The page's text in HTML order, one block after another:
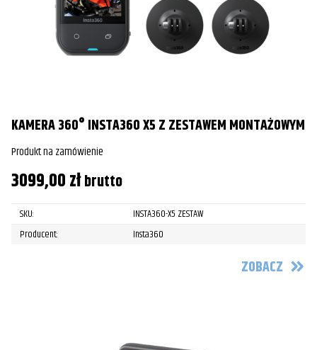
KAMERA 360° INSTA360 X5 Z ZESTAWEM MONTAŻOWYM
Produkt na zamówienie
3099,00złbrutto
SKU:
INSTA360-X5 ZESTAW
Producent:
Insta360
ZOBACZ